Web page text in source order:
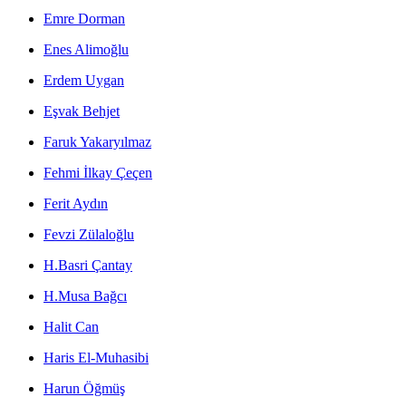
Emre Dorman
Enes Alimoğlu
Erdem Uygan
Eşvak Behjet
Faruk Yakaryılmaz
Fehmi İlkay Çeçen
Ferit Aydın
Fevzi Zülaloğlu
H.Basri Çantay
H.Musa Bağcı
Halit Can
Haris El-Muhasibi
Harun Öğmüş